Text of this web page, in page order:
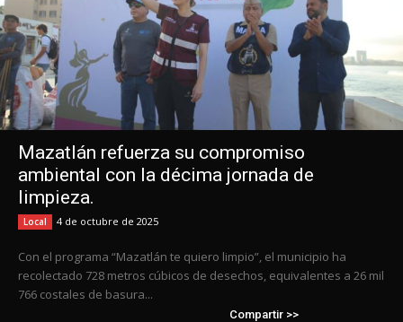
Mazatlán refuerza su compromiso
ambiental con la décima jornada de
limpieza.
Local 4 de octubre de 2025
Con el programa “Mazatlán te quiero limpio”, el municipio ha
recolectado 728 metros cúbicos de desechos, equivalentes a 26 mil
766 costales de basura...
Compartir >>